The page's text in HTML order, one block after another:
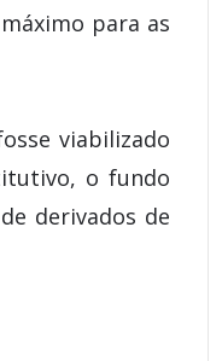
para as
viabilizado
o fundo
derivados de